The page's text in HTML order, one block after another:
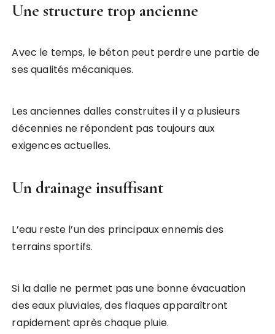
Une structure trop ancienne
Avec le temps, le béton peut perdre une partie de
ses qualités mécaniques.
Les anciennes dalles construites il y a plusieurs
décennies ne répondent pas toujours aux
exigences actuelles.
Un drainage insuffisant
L’eau reste l’un des principaux ennemis des
terrains sportifs.
Si la dalle ne permet pas une bonne évacuation
des eaux pluviales, des flaques apparaîtront
rapidement après chaque pluie.